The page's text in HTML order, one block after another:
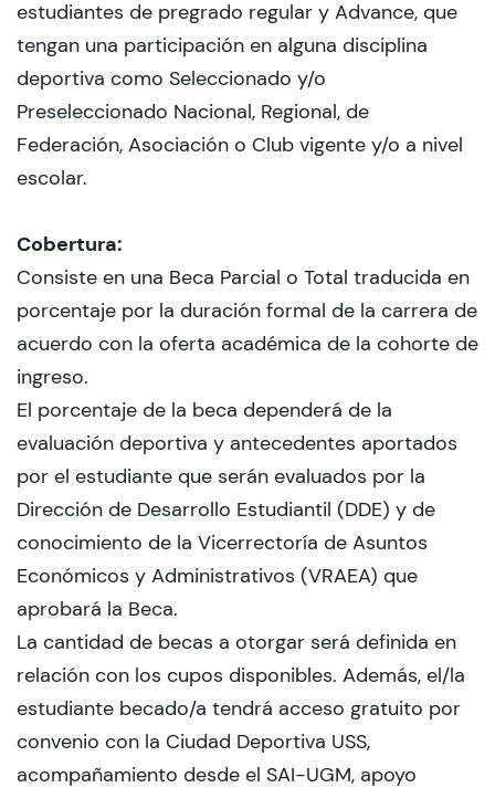
Admisión
Dirección de Desarrollo Estudiantil
Estudiantes
Académicos
Alumni
Biblioteca
UGM Online
Language Center
CIEO
Contacto y Horarios
modo claro
estudiantes de pregrado regular y Advance, que
tengan una participación en alguna disciplina
deportiva como Seleccionado y/o
Preseleccionado Nacional, Regional, de
Federación, Asociación o Club vigente y/o a nivel
escolar.
Cobertura:
Consiste en una Beca Parcial o Total traducida en
porcentaje por la duración formal de la carrera de
acuerdo con la oferta académica de la cohorte de
ingreso.
El porcentaje de la beca dependerá de la
evaluación deportiva y antecedentes aportados
por el estudiante que serán evaluados por la
Dirección de Desarrollo Estudiantil (DDE) y de
conocimiento de la Vicerrectoría de Asuntos
Económicos y Administrativos (VRAEA) que
aprobará la Beca.
La cantidad de becas a otorgar será definida en
relación con los cupos disponibles. Además, el/la
estudiante becado/a tendrá acceso gratuito por
convenio con la Ciudad Deportiva USS,
acompañamiento desde el SAI-UGM, apoyo